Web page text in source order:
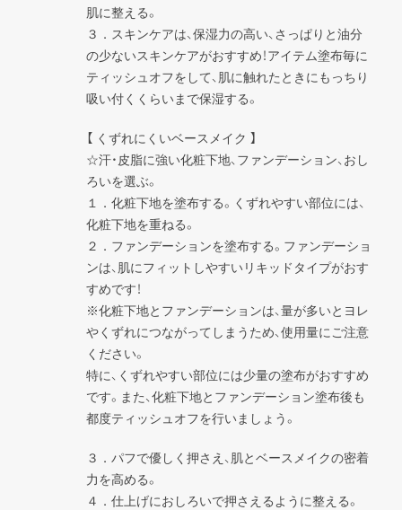
肌に整える。
３．スキンケアは、保湿力の高い、さっぱりと油分
の少ないスキンケアがおすすめ！アイテム塗布毎に
ティッシュオフをして、肌に触れたときにもっちり
吸い付くくらいまで保湿する。
【 くずれにくいベースメイク 】
☆汗・皮脂に強い化粧下地、ファンデーション、おし
ろいを選ぶ。
１．化粧下地を塗布する。くずれやすい部位には、
化粧下地を重ねる。
２．ファンデーションを塗布する。ファンデーショ
ンは、肌にフィットしやすいリキッドタイプがおす
すめです！
※化粧下地とファンデーションは、量が多いとヨレ
やくずれにつながってしまうため、使用量にご注意
ください。
特に、くずれやすい部位には少量の塗布がおすすめ
です。また、化粧下地とファンデーション塗布後も
都度ティッシュオフを行いましょう。
３．パフで優しく押さえ、肌とベースメイクの密着
力を高める。
４．仕上げにおしろいで押さえるように整える。